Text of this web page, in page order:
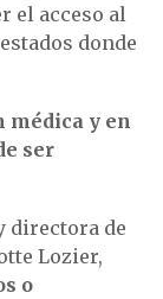
el acceso al
donde
médica y en
ser
directora de
Lozier,
o